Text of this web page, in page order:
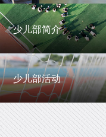
一中英才
少儿部简介
少儿部简介
少儿部活动
少儿部活动